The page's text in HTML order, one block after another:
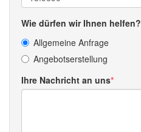
Wie dürfen wir Ihnen helfen?
Allgemeine Anfrage
Angebotserstellung
Ihre Nachricht an uns